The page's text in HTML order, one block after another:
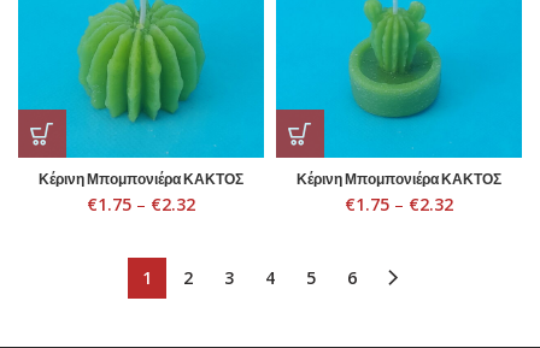
Κέρινη Μπομπονιέρα ΚΑΚΤΟΣ
€1.75 – €2.32
Κέρινη Μπομπονιέρα ΚΑΚΤΟΣ
€1.75 – €2.32
1 2 3 4 5 6